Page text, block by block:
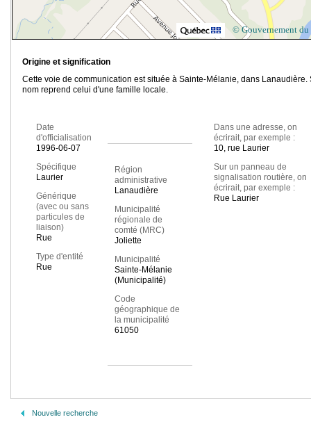
© Gouvernement du
Origine et signification
Cette voie de communication est située à Sainte-Mélanie, dans Lanaudière.
nom reprend celui d'une famille locale.
Date
d'officialisation
1996-06-07
Spécifique
Laurier
Générique
(avec ou sans
particules de
liaison)
Rue
Type d'entité
Rue
Région
administrative
Lanaudière
Municipalité
régionale de
comté (MRC)
Joliette
Municipalité
Sainte-Mélanie
(Municipalité)
Code
géographique de
la municipalité
61050
Dans une adresse, on
écrirait, par exemple :
10, rue Laurier
Sur un panneau de
signalisation routière, on
écrirait, par exemple :
Rue Laurier
Nouvelle recherche